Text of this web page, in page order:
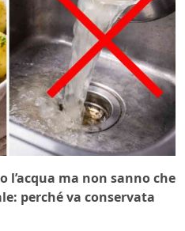
ma non sanno che
perché va conservata